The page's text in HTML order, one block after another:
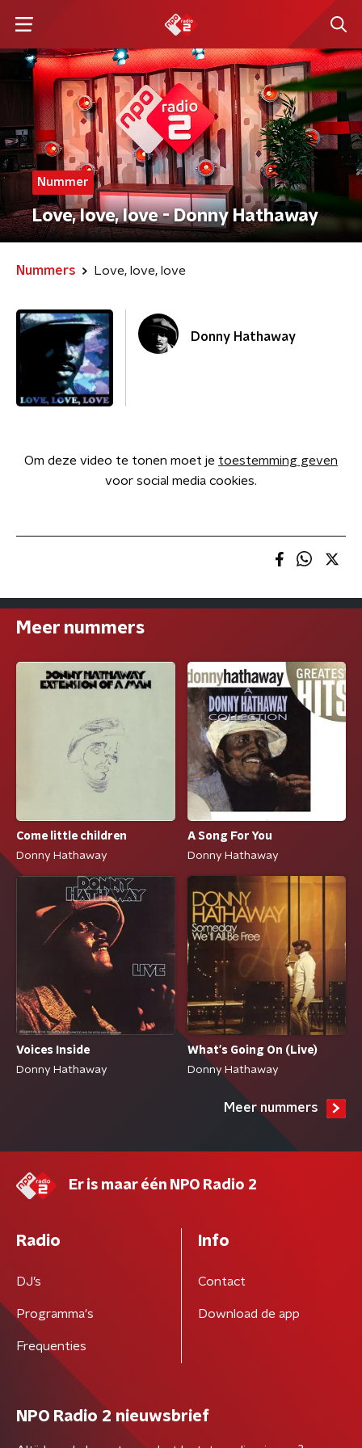
Nummer
Love, love, love - Donny Hathaway
Nummers Love, love, love
Donny Hathaway
Om deze video te tonen moet je toestemming geven
voor social media cookies.
Meer nummers
Come little children
Donny Hathaway
A Song For You
Donny Hathaway
Voices Inside
Donny Hathaway
What's Going On (Live)
Donny Hathaway
Meer nummers
Er is maar één NPO Radio 2
Radio
DJ’s
Programma's
Frequenties
Info
Contact
Download de app
NPO Radio 2 nieuwsbrief